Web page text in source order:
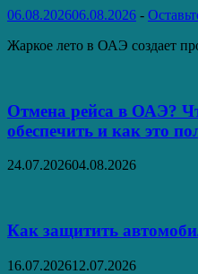
06.08.202606.08.2026 -
Жаркое лето в ОАЭ создает
Отмена рейса в ОАЭ?
обеспечить и как это
24.07.202604.08.2026
Как защитить
16.07.202612.07.2026